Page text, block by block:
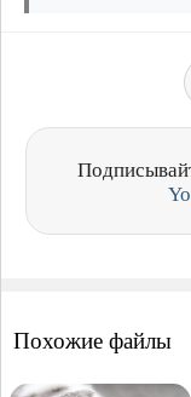
Похожие файлы